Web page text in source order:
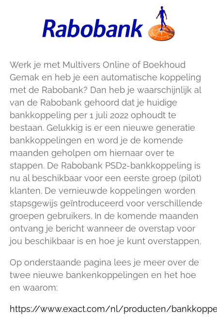
Werk je met Multivers Online of Boekhoud
Gemak en heb je een automatische koppeling
met de Rabobank? Dan heb je waarschijnlijk al
van de Rabobank gehoord dat je huidige
bankkoppeling per 1 juli 2022 ophoudt te
bestaan. Gelukkig is er een nieuwe generatie
bankkoppelingen en word je de komende
maanden geholpen om hiernaar over te
stappen. De Rabobank PSD2-bankkoppeling is
nu al beschikbaar voor een eerste groep (pilot)
klanten. De vernieuwde koppelingen worden
stapsgewijs geïntroduceerd voor verschillende
groepen gebruikers. In de komende maanden
ontvang je bericht wanneer de overstap voor
jou beschikbaar is en hoe je kunt overstappen.
Op onderstaande pagina lees je meer over de
twee nieuwe bankenkoppelingen en het hoe
en waarom:
https://www.exact.com/nl/producten/